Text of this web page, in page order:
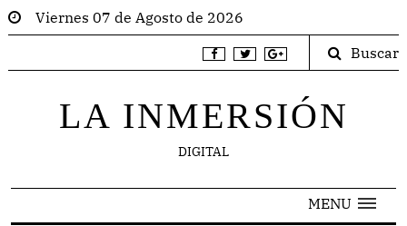
Viernes 07 de Agosto de 2026
Buscar
LA INMERSIÓN
DIGITAL
MENU